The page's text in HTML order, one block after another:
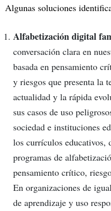
Algunas soluciones
Alfabetización digital
conversación clara en
basada en pensamiento
y riesgos que presenta la
actualidad y la rápida
sus casos de uso
sociedad e instituciones
los currículos educativos,
programas de
pensamiento crítico,
En organizaciones de
de aprendizaje y uso